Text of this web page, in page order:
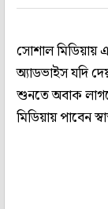
সোশাল
অ্যাডভাইস যদি
শুনতে অবাক
মিডিয়ায় পাবেন